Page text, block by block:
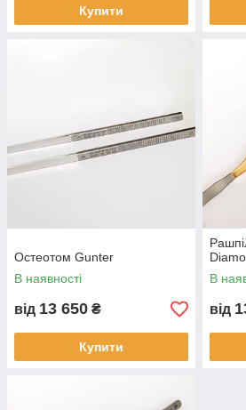
Купити
Остеотом Gunter
В наявності
від 13 650 ₴
Купити
В
від